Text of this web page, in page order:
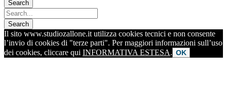
Il sito www.studiozallone.it utilizza cookies tecnici e non consente
l’invio di cookies di "terze parti". Per maggiori informazioni sull’uso
dei cookies, cliccare qui INFORMATIVA ESTESA. OK